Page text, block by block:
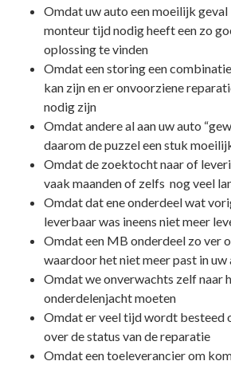
Omdat uw auto een moeilijk
monteur tijd nodig heeft een zo
oplossing te vinden
Omdat een storing een
kan zijn en er onvoorziene
nodig zijn
Omdat andere al aan uw auto
daarom de puzzel een stuk
Omdat de zoektocht naar of
vaak maanden of zelfs nog veel
Omdat dat ene onderdeel wat
leverbaar was ineens niet meer
Omdat een MB onderdeel zo ver
waardoor het niet meer past in uw
Omdat we onverwachts zelf naar
onderdelenjacht moeten
Omdat er veel tijd wordt besteed
over de status van de reparatie
Omdat een toeleverancier om